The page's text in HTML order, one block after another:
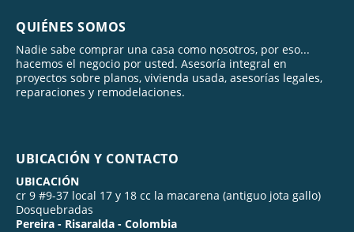
QUIÉNES SOMOS
Nadie sabe comprar una casa como nosotros, por eso...
hacemos el negocio por usted. Asesoría integral en
proyectos sobre planos, vivienda usada, asesorías legales,
reparaciones y remodelaciones.
UBICACIÓN Y CONTACTO
UBICACIÓN
cr 9 #9-37 local 17 y 18 cc la macarena (antiguo jota gallo)
Dosquebradas
Pereira - Risaralda - Colombia